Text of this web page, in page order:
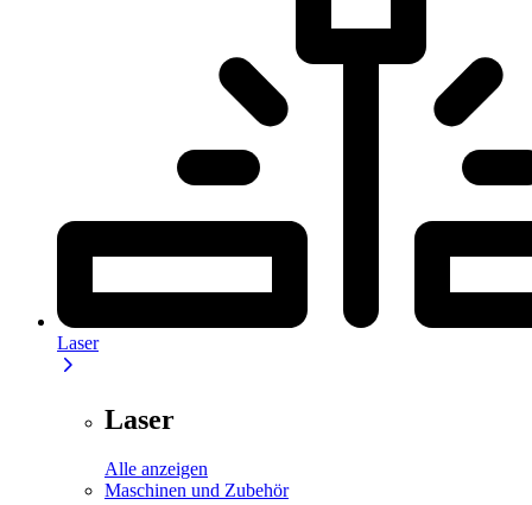
Laser
Laser
Alle anzeigen
Maschinen und Zubehör